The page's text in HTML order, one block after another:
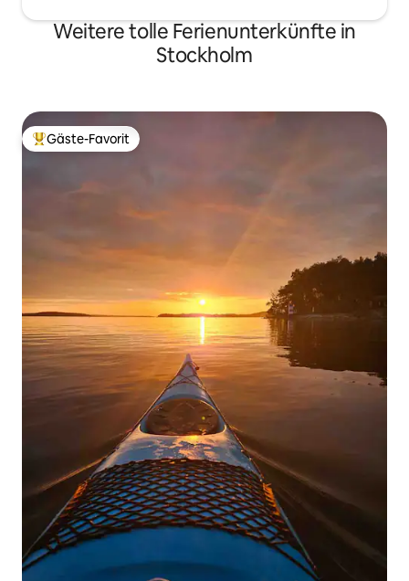
Weitere tolle Ferienunterkünfte in
Stockholm
Beliebter Gäste-Favorit.
Gäste-Favorit